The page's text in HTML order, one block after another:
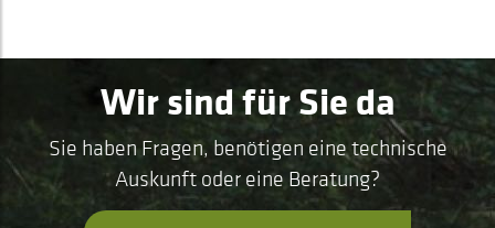
Wir sind für Sie da
Sie haben Fragen, benötigen eine technische
Auskunft oder eine Beratung?